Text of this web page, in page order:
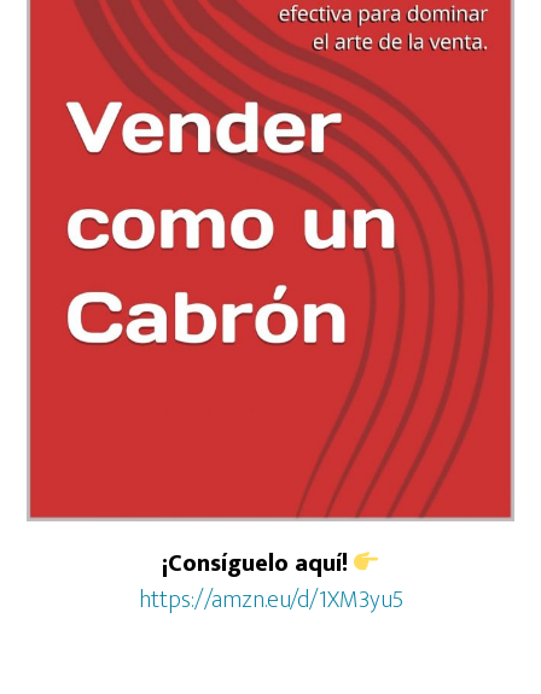
¡Consíguelo aquí!
https://amzn.eu/d/1XM3yu5